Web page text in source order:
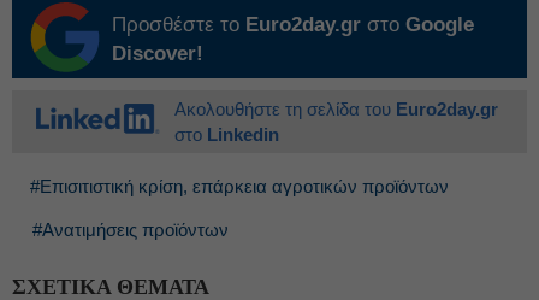
Προσθέστε το Euro2day.gr στο Google
Discover!
Ακολουθήστε τη σελίδα του Euro2day.gr
στο Linkedin
#Επισιτιστική κρίση, επάρκεια αγροτικών προϊόντων
#Ανατιμήσεις προϊόντων
ΣΧΕΤΙΚΑ ΘΕΜΑΤΑ